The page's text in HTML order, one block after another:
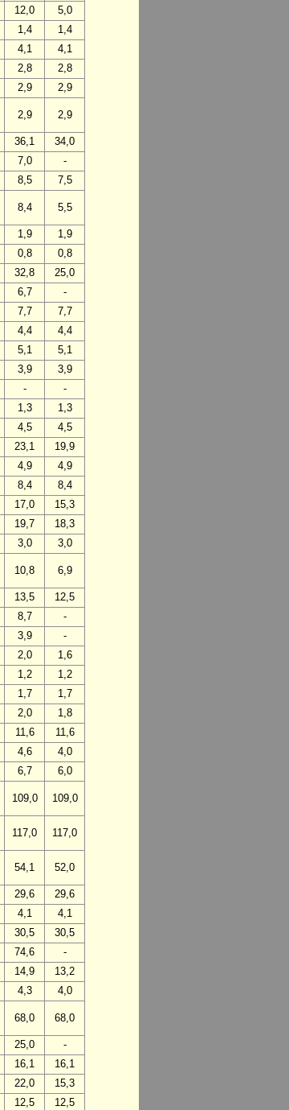
12,0
5,0
1,4
1,4
4,1
4,1
2,8
2,8
2,9
2,9
2,9 2,9
36,1
34,0
7,0
-
8,5
7,5
8,4 5,5
1,9
1,9
0,8
0,8
32,8
25,0
6,7
-
7,7
7,7
4,4
4,4
5,1
5,1
3,9
3,9
-
-
1,3
1,3
4,5
4,5
23,1
19,9
4,9
4,9
8,4
8,4
17,0
15,3
19,7
18,3
3,0
3,0
10,8 6,9
13,5
12,5
8,7
-
3,9
-
2,0
1,6
1,2
1,2
1,7
1,7
2,0
1,8
11,6
11,6
4,6
4,0
6,7
6,0
109,0 109,0
117,0 117,0
54,1 52,0
29,6
29,6
4,1
4,1
30,5
30,5
74,6
-
14,9
13,2
4,3
4,0
68,0 68,0
25,0
-
16,1
16,1
22,0
15,3
12,5
12,5